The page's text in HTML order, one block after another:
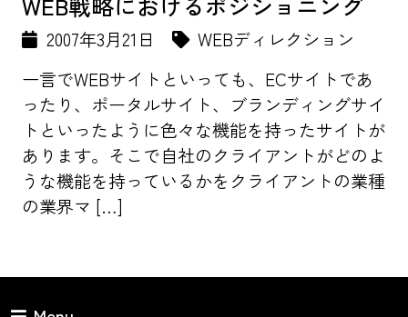
2007年3月21日
WEBディレクション
一言でWEBサイトといっても、ECサイトであ
ったり、ポータルサイト、ブランディングサイ
トといったように色々な機能を持ったサイトが
あります。そこで自社のクライアントがどのよ
うな機能を持っているかをクライアントの業種
の業界マ […]